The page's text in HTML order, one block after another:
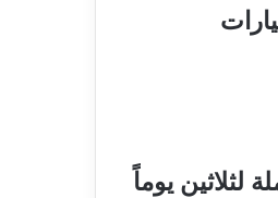
لثلاثين يوماً